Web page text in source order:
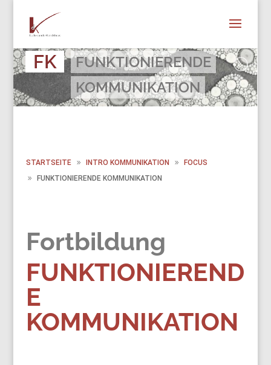
FUNKTIONIERENDE
KOMMUNIKATION
FK
STARTSEITE INTRO KOMMUNIKATION
FOCUS
FUNKTIONIERENDE KOMMUNIKATION
Fortbildung
FUNKTIONIEREND
E
KOMMUNIKATION